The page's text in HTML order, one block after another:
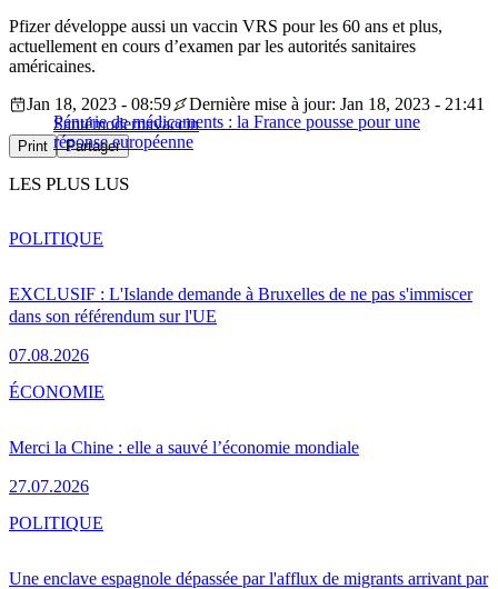
Pfizer développe aussi un vaccin VRS pour les 60 ans et plus,
actuellement en cours d’examen par les autorités sanitaires
américaines.
Pénurie de médicaments : la France pousse pour une
réponse européenne
Jan 18, 2023 - 08:59
Dernière mise à jour: Jan 18, 2023 - 21:41
Santémodernavaccin
Print Partager
LES PLUS LUS
EXCLUSIF : L'Islande demande à Bruxelles de ne pas s'immiscer
dans son référendum sur l'UE
07.08.2026
POLITIQUE
Merci la Chine : elle a sauvé l’économie mondiale
27.07.2026
ÉCONOMIE
Une enclave espagnole dépassée par l'afflux de migrants arrivant par
POLITIQUE